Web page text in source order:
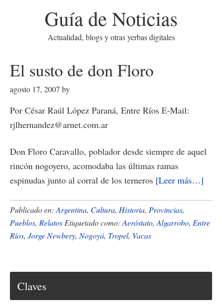
Guía de Noticias
Actualidad, blogs y otras yerbas digitales
El susto de don Floro
agosto 17, 2007 by
Por César Raúl López Paraná, Entre Ríos E-Mail:
rjlhernandez@arnet.com.ar
Don Floro Caravallo, poblador desde siempre de aquel
rincón nogoyero, acomodaba las últimas ramas
espinudas junto al corral de los terneros [Leer más…]
susto
Publicado en: Argentina, Cultura, Historia, Provincias,
Pueblos, Relatos Etiquetado como: Aeróstato, Algarrobo, Entre
Ríos, Jorge Newbery, Nogoyá, Tropel, Vacas
Claves